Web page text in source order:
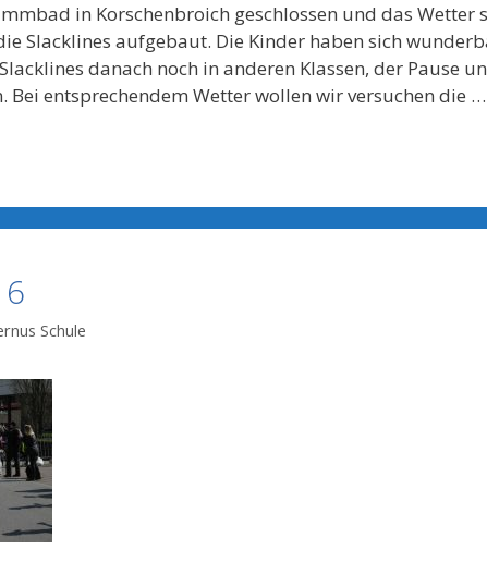
in Korschenbroich geschlossen und das
Slacklines aufgebaut. Die Kinder haben sich
danach noch in anderen Klassen, der Pause
Bei entsprechendem Wetter wollen wir versuchen die …
Schule